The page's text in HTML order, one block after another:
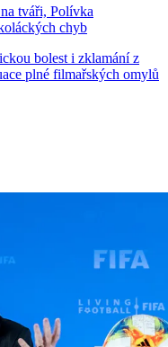
tváři, Polívka
chyb
bolest i zklamání z
plné filmařských omylů